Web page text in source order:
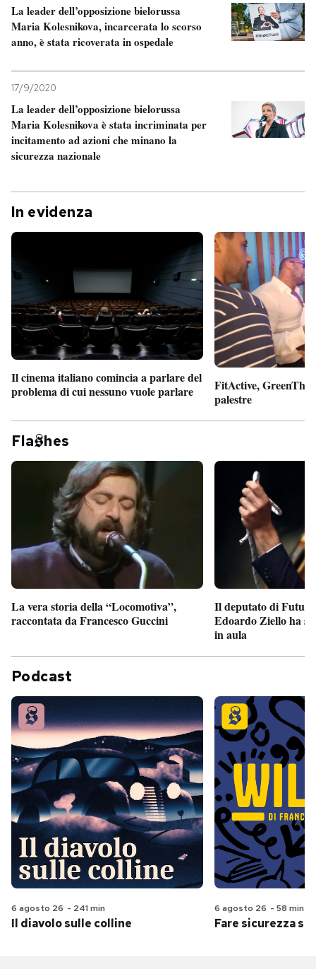
La leader dell’opposizione bielorussa
Maria Kolesnikova, incarcerata lo scorso
anno, è stata ricoverata in ospedale
17/9/2020
La leader dell’opposizione bielorussa
Maria Kolesnikova è stata incriminata per
incitamento ad azioni che minano la
sicurezza nazionale
In evidenza
Il cinema italiano comincia a parlare del
problema di cui nessuno vuole parlare
FitActive,
palestre
Fla hes
La vera storia della “Locomotiva”,
raccontata da Francesco Guccini
Il deputato di
Edoardo Ziello ha
in aula
Podcast
6 agosto 26 - 241 min
Il diavolo sulle colline
6 agosto 26 - 58 min
Fare sicurezza